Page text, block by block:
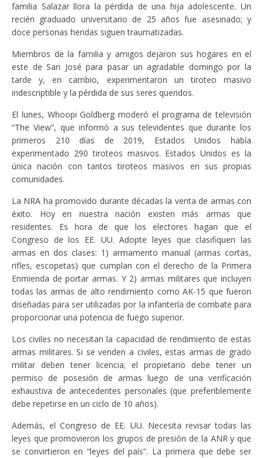
familia Salazar llora la pérdida de una hija adolescente. Un
recién graduado universitario de 25 años fue asesinado; y
doce personas heridas siguen traumatizadas.
Miembros de la familia y amigos dejaron sus hogares en el
este de San José para pasar un agradable domingo por la
tarde y, en cambio, experimentaron un tiroteo masivo
indescriptible y la pérdida de sus seres queridos.
El lunes, Whoopi Goldberg moderó el programa de televisión
“The View”, que informó a sus televidentes que durante los
primeros 210 días de 2019, Estados Unidos había
experimentado 290 tiroteos masivos. Estados Unidos es la
única nación con tantos tiroteos masivos en sus propias
comunidades.
La NRA ha promovido durante décadas la venta de armas con
éxito. Hoy en nuestra nación existen más armas que
residentes. Es hora de que los electores hagan que el
Congreso de los EE. UU. Adopte leyes que clasifiquen las
armas en dos clases: 1) armamento manual (armas cortas,
rifles, escopetas) que cumplan con el derecho de la Primera
Enmienda de portar armas. Y 2) armas militares que incluyen
todas las armas de alto rendimiento como AK-15 que fueron
diseñadas para ser utilizadas por la infantería de combate para
proporcionar una potencia de fuego superior.
Los civiles no necesitan la capacidad de rendimiento de estas
armas militares. Si se venden a civiles, estas armas de grado
militar deben tener licencia; el propietario debe tener un
permiso de posesión de armas luego de una verificación
exhaustiva de antecedentes personales (que preferiblemente
debe repetirse en un ciclo de 10 años).
Además, el Congreso de EE. UU. Necesita revisar todas las
leyes que promovieron los grupos de presión de la ANR y que
se convirtieron en “leyes del país”. La primera que debe ser